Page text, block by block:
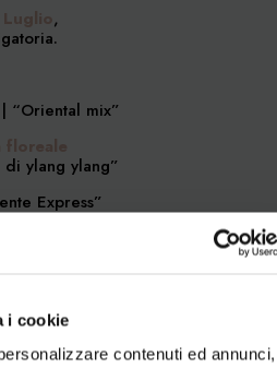
i cookie
contenuti ed
,
| “Oriental mix”
floreale
di ylang ylang”
Express”
nella stanza cerimonie con olio
in stanza relax